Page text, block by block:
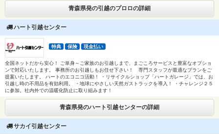
青森県発の引越のプロロの詳細
ハート引越センター
特典 保険 現金払い
全国ネットだから安心！ ご単身～ご家族のお引越しまで、まごころサービスと豊富なオプショ
ンで対応いたします。 事務所のお引越しもお任せ下さい！ 専門スタッフが最適なプランをご
提案いたします。 ハートのエコニコ活動！ ・リサイクルショップ「ハートガレージ」では、お
引越し時の不用品を有効利用。 ・地球にやさしい天然ガストラックを導入！ ・チャレンジ２５
に参加。社内外での温暖化防止に取り組みます！
青森県発のハート引越センターの詳細
サカイ引越センター